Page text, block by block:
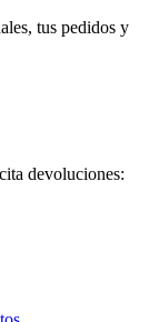
tus pedidos y
devoluciones: